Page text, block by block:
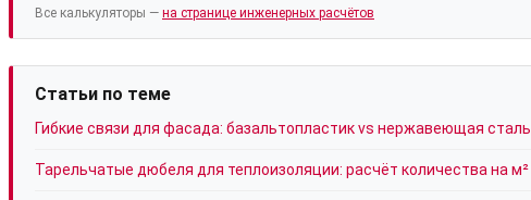
Все калькуляторы — на странице инженерных расчётов
Статьи по теме
Гибкие связи для фасада: базальтопластик vs нержавеющая сталь
Тарельчатые дюбеля для теплоизоляции: расчёт количества на м²